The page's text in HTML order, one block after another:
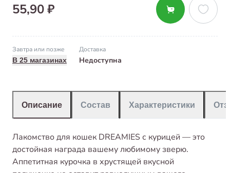
55,90 ₽
Завтра или позже
В 25 магазинах
Доставка
Недоступна
Описание Состав Характеристики
Лакомство для кошек DREAMIES с курицей — это
достойная награда вашему любимому зверю.
Аппетитная курочка в хрустящей вкусной